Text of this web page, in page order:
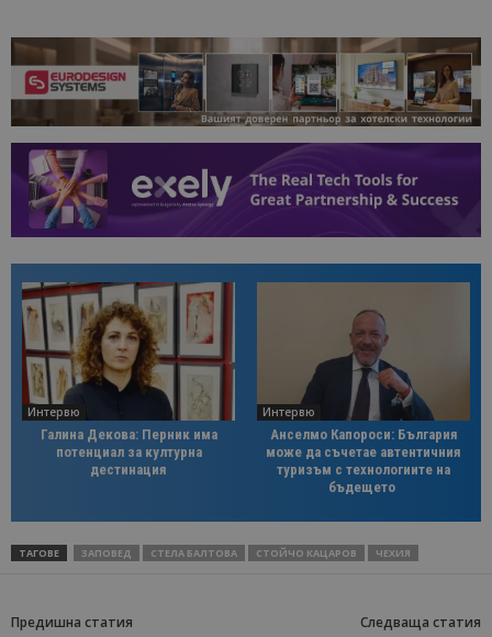
Интервю
Галина Декова: Перник има
потенциал за културна
дестинация
Интервю
Анселмо Капороси: България
може да съчетае автентичния
туризъм с технологиите на
бъдещето
ТАГОВЕ ЗАПОВЕД СТЕЛА БАЛТОВА СТОЙЧО КАЦАРОВ ЧЕХИЯ
Предишна статия Следваща статия